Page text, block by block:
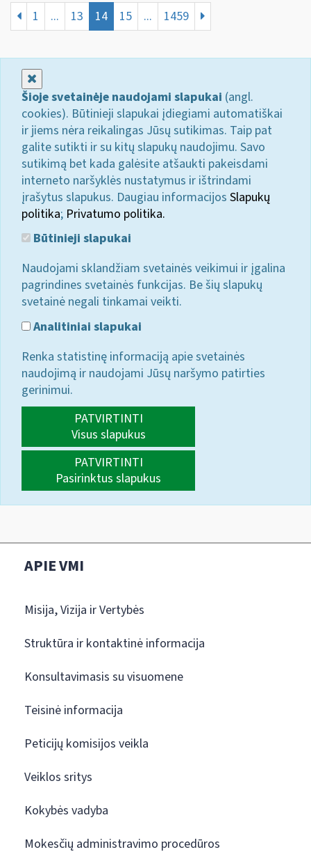
1 ... 13 14 15 ... 1459
Šioje svetainėje naudojami slapukai (angl.
cookies). Būtinieji slapukai įdiegiami automatiškai
ir jiems nėra reikalingas Jūsų sutikimas. Taip pat
galite sutikti ir su kitų slapukų naudojimu. Savo
sutikimą bet kada galėsite atšaukti pakeisdami
interneto naršyklės nustatymus ir ištrindami
įrašytus slapukus. Daugiau informacijos Slapukų
politika; Privatumo politika.
Būtinieji slapukai
Naudojami sklandžiam svetainės veikimui ir įgalina
pagrindines svetainės funkcijas. Be šių slapukų
svetainė negali tinkamai veikti.
Analitiniai slapukai
Renka statistinę informaciją apie svetainės
naudojimą ir naudojami Jūsų naršymo patirties
gerinimui.
PATVIRTINTI
Visus slapukus
PATVIRTINTI
Pasirinktus slapukus
APIE VMI
Misija, Vizija ir Vertybės
Struktūra ir kontaktinė informacija
Konsultavimasis su visuomene
Teisinė informacija
Peticijų komisijos veikla
Veiklos sritys
Kokybės vadyba
Mokesčių administravimo procedūros